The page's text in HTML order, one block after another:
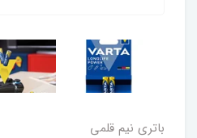
باتری نیم قلمی